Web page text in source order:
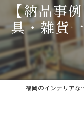
【納品事
具・雑貨
福岡のインテ